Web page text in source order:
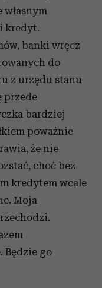
własnym
kredyt.
banki wręcz
do
z urzędu stanu
przede
bardziej
poważnie
że nie
choć bez
kredytem wcale
Moja
Będzie go